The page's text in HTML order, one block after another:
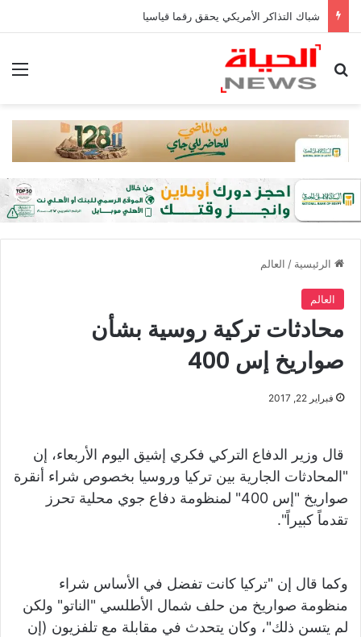
شباك التذاكر الأمريكي يحقق رقما قياسيا
بحث عن
الرئيسية / العالم
العالم
محادثات تركية روسية بشأن
صواريخ إس 400
فبراير 22, 2017
قال وزير الدفاع التركي فكري إشيق اليوم الأربعاء، إن
"المحادثات الجارية بين تركيا وروسيا بخصوص شراء أنقرة
صواريخ "إس 400" لمنظومة دفاع جوي محلية تحرز
تقدماً كبيراً".
وكما قال إن "تركيا كانت تفضل في الأساس شراء
منظومة صواريخ من حلف شمال الأطلسي "الناتو" ولكن
لم يتسن ذلك"، وكان يتحدث في مقابلة مع تلفزيون (إن